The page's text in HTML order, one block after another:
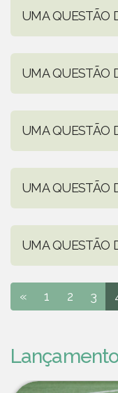
UMA QUESTÃO
UMA QUESTÃO
UMA QUESTÃO
UMA QUESTÃO
UMA QUESTÃO
« 1 2 3